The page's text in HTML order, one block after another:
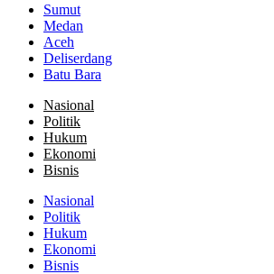
Sumut
Medan
Aceh
Deliserdang
Batu Bara
Nasional
Politik
Hukum
Ekonomi
Bisnis
Nasional
Politik
Hukum
Ekonomi
Bisnis